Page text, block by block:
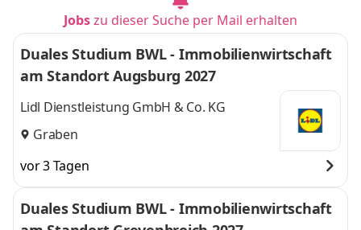
Jobszu dieser Suche per Mail erhalten
Duales Studium BWL - Immobilienwirtschaft
am Standort Augsburg 2027
Lidl Dienstleistung GmbH & Co. KG
Graben
vor 3 Tagen
Duales Studium BWL - Immobilienwirtschaft